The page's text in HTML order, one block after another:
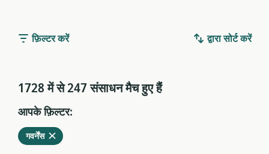
फ़िल्टर करें द्वारा सोर्ट करें
1728 में से 247 संसाधन मैच हुए हैंं
आपके फ़िल्टर:
वर्तमान
फ़िल्टर
गवर्नेंसहटाएं